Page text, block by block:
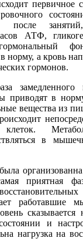
первичное
после
АТФ,
норму, а кровь
гормонов.
замедленного
приводят в
вещества из
клеток.
в
приятная
и
нагрузка на